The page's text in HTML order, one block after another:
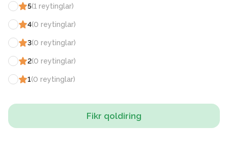
5(1 reytinglar)
4(0 reytinglar)
3(0 reytinglar)
2(0 reytinglar)
1(0 reytinglar)
Fikr qoldiring